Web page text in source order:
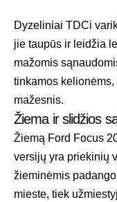
Dyzeliniai TDCi
jie taupūs ir leidžia
mažomis
tinkamos
mažesnis.
Žiema ir slidžios
Žiemą Ford Focus
versijų yra priekinių
žieminėmis
mieste, tiek